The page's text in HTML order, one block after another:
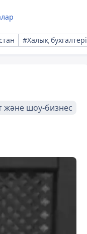
#Халық бухгалтері
және шоу-бизнес